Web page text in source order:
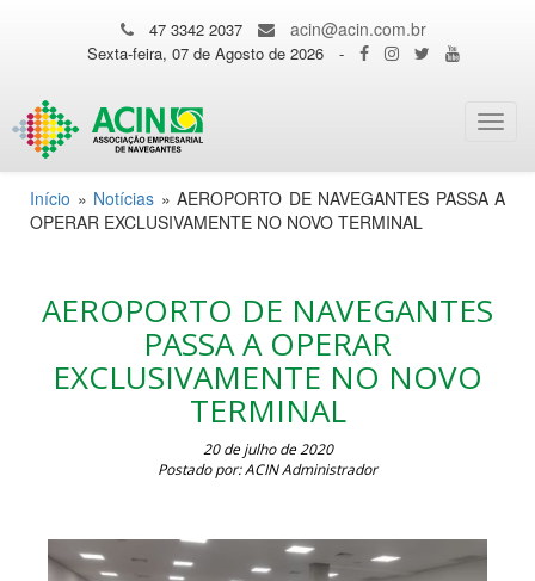
47 3342 2037 acin@acin.com.br
Sexta-feira, 07 de Agosto de 2026 -
Início » Notícias » AEROPORTO DE NAVEGANTES PASSA A
OPERAR EXCLUSIVAMENTE NO NOVO TERMINAL
AEROPORTO DE NAVEGANTES
PASSA A OPERAR
EXCLUSIVAMENTE NO NOVO
TERMINAL
20 de julho de 2020
Postado por: ACIN Administrador